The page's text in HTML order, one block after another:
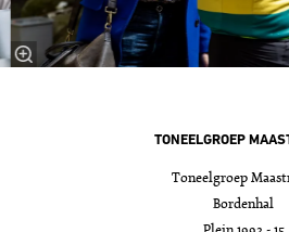
TONEELGROEP
Toneelgroep
Bordenhal